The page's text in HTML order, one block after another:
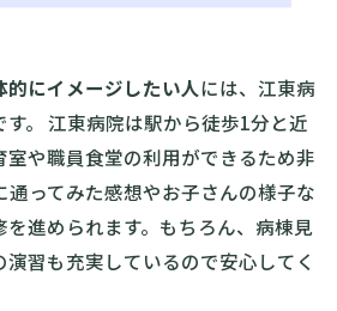
にイメージしたい人には、江東病
。 江東病院は駅から徒歩1分と近
室や職員食堂の利用ができるため非
通ってみた感想やお子さんの様子な
を進められます。もちろん、病棟見
習も充実しているので安心してく